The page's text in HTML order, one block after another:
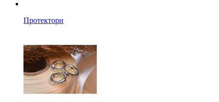
Протектори